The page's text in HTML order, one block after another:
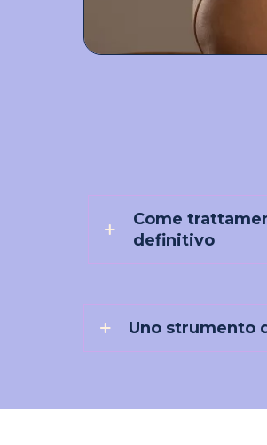
Come
definitivo
Uno strumento